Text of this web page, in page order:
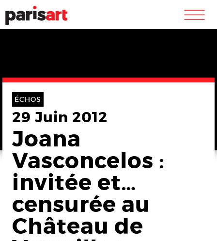
m
ÉCHOS
29 Juin 2012
Joana
Vasconcelos :
invitée et…
censurée au
Château de